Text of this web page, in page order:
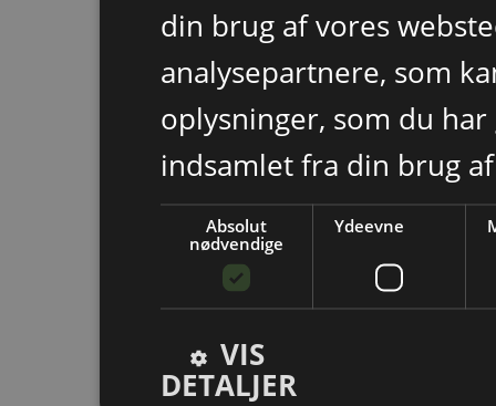
din brug af vores
analysepartnere, som
oplysninger, som du
indsamlet fra din brug
Absolut
nødvendige
Ydeevne
VIS
DETALJER